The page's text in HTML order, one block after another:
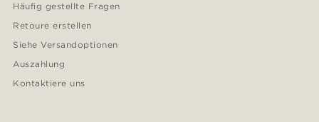
Häufig gestellte Fragen
Retoure erstellen
Siehe Versandoptionen
Auszahlung
Kontaktiere uns